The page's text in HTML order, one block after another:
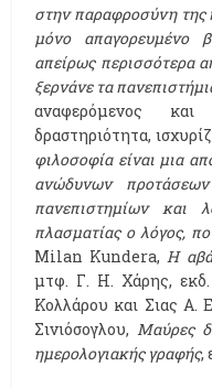
στην παραφροσύνη της
μόνο απαγορευμένο
απείρως περισσότερα
ξερνάνε τα
αναφερόμενος
δραστηριότητα,
φιλοσοφία είναι μια
ανώδυνων
πανεπιστημίων και
πλασματίας ο λόγος,
Milan Kundera,Η
μτφ. Γ. Η. Χάρης, εκδ.
Κολλάρου και Σιας Α.
Σινιόσογλου, Μαύρες
ημερολογιακής γραφής,